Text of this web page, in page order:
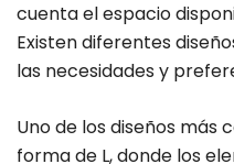
cuenta el espacio
Existen diferentes
las necesidades y
Uno de los diseños más
forma de L, donde los